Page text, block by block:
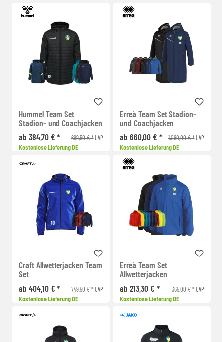
Hummel Team Set
Stadion- und Coachjacken
ab 384,70 € *
699,50 € *UVP
Kostenlose Lieferung DE
Erreà Team Set Stadion-
und Coachjacken
ab 660,00 € *
1.080,00 € *UVP
Kostenlose Lieferung DE
Craft Allwetterjacken Team
Set
ab 404,10 € *
749,50 € *UVP
Kostenlose Lieferung DE
Erreà Team Set
Allwetterjacken
ab 213,30 € *
365,00 € *UVP
Kostenlose Lieferung DE